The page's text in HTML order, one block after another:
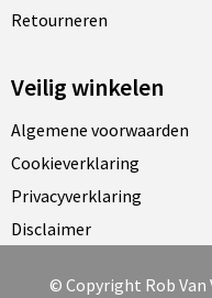
Retourneren
Veilig winkelen
Algemene voorwaarden
Cookieverklaring
Privacyverklaring
Disclaimer
© Copyright Rob Van